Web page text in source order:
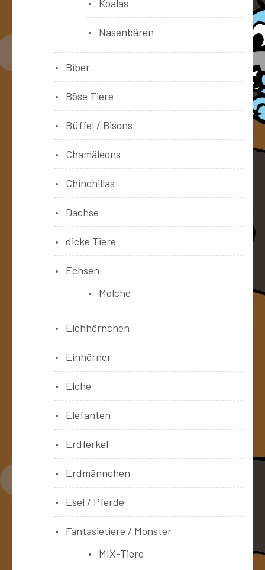
Koalas
Nasenbären
Biber
Böse Tiere
Büffel / Bisons
Chamäleons
Chinchillas
Dachse
dicke Tiere
Echsen
Molche
Eichhörnchen
Einhörner
Elche
Elefanten
Erdferkel
Erdmännchen
Esel / Pferde
Fantasietiere / Monster
MIX-Tiere